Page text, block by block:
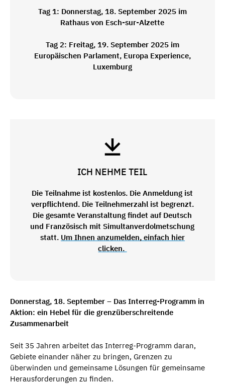
Tag 1: Donnerstag, 18. September 2025 im
Rathaus von Esch-sur-Alzette
Tag 2: Freitag, 19. September 2025 im
Europäischen Parlament, Europa Experience,
Luxemburg
ICH NEHME TEIL
Die Teilnahme ist kostenlos. Die Anmeldung ist
verpflichtend. Die Teilnehmerzahl ist begrenzt.
Die gesamte Veranstaltung findet auf Deutsch
und Französisch mit Simultanverdolmetschung
statt. Um Ihnen anzumelden, einfach hier
clicken.
Donnerstag, 18. September – Das Interreg-Programm in
Aktion: ein Hebel für die grenzüberschreitende
Zusammenarbeit
Seit 35 Jahren arbeitet das Interreg-Programm daran,
Gebiete einander näher zu bringen, Grenzen zu
überwinden und gemeinsame Lösungen für gemeinsame
Herausforderungen zu finden.